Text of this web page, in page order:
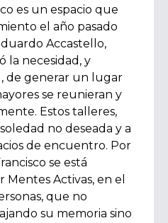
es un espacio que
el año pasado
Accastello,
la necesidad, y
de generar un lugar
se reunieran y
Estos talleres,
no deseada y a
de encuentro. Por
se está
Activas, en el
que no
su memoria sino